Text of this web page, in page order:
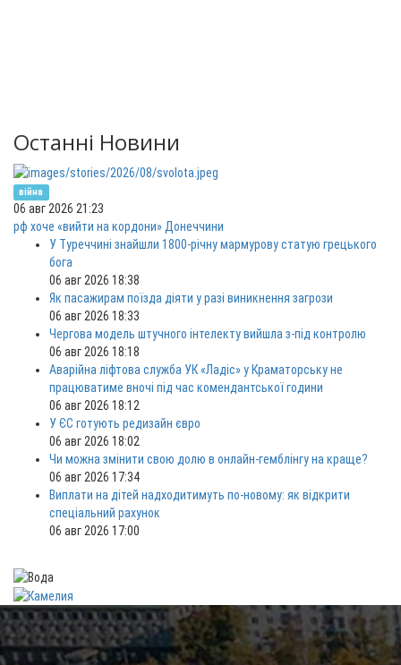
Останні Новини
війна
06 авг 2026 21:23
рф хоче «вийти на кордони» Донеччини
У Туреччині знайшли 1800-річну мармурову статую грецького
бога
06 авг 2026 18:38
Як пасажирам поїзда діяти у разі виникнення загрози
06 авг 2026 18:33
Чергова модель штучного інтелекту вийшла з-під контролю
06 авг 2026 18:18
Аварійна ліфтова служба УК «Ладіс» у Краматорську не
працюватиме вночі під час комендантської години
06 авг 2026 18:12
У ЄС готують редизайн євро
06 авг 2026 18:02
Чи можна змінити свою долю в онлайн-гемблінгу на краще?
06 авг 2026 17:34
Виплати на дітей надходитимуть по-новому: як відкрити
спеціальний рахунок
06 авг 2026 17:00